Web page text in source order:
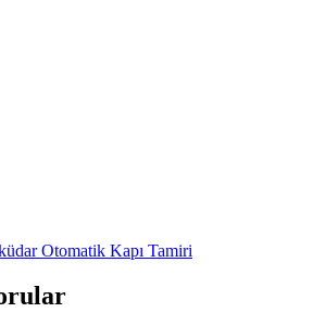
Otomatik Kapı Tamiri